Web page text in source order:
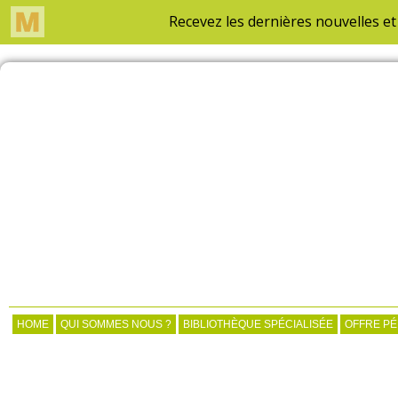
HOME QUI SOMMES NOUS ? BIBLIOTHÈQUE SPÉCIALISÉE OFFRE